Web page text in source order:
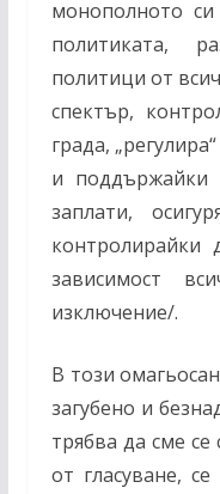
монополното
политиката,
политици от
спектър,
града,
и поддържайки
заплати,
зависимост
изключение/.
В този
загубено и
трябва да сме се
от гласуване,